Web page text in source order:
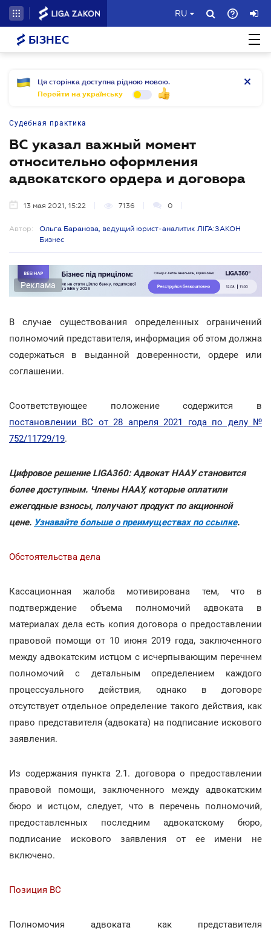
RU
БІЗНЕС
Ця сторінка доступна рідною мовою.
Перейти на українську
Судебная практика
ВС указал важный момент
относительно оформления
адвокатского ордера и договора
13 мая 2021, 15:22 7136 0
Автор:
Ольга Баранова, ведущий юрист-аналитик ЛІГА:ЗАКОН
Бизнес
Реклама
В случае существования определенных ограничений
полномочий представителя, информация об этом должна
содержаться в выданной доверенности, ордере или
соглашении.
Соответствующее положение содержится в
постановлении ВС от 28 апреля 2021 года по делу №
752/11729/19.
Цифровое решение LIGA360: Адвокат НААУ становится
более доступным. Члены НААУ, которые оплатили
ежегодные взносы, получают продукт по акционной
цене. Узнавайте больше о преимуществах по ссылке.
Обстоятельства дела
Кассационная жалоба мотивирована тем, что в
подтверждение объема полномочий адвоката в
материалах дела есть копия договора о предоставлении
правовой помощи от 10 июня 2019 года, заключенного
между адвокатским истцом с исчерпывающим перечнем
полномочий с детальным определением каждого
процессуального действия, однако в договоре
отсутствует отдельное определение такого действия, как
право представителя (адвоката) на подписание искового
заявления.
Из содержания пункта 2.1. договора о предоставлении
правовой помощи, заключенного между адвокатским
бюро и истцом, следует, что в перечень полномочий,
предоставленных последним адвокатскому бюро,
подписание искового заявления от ее имени не
включено.
Позиция ВС
Полномочия адвоката как представителя